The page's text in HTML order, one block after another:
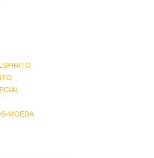
MOEDA